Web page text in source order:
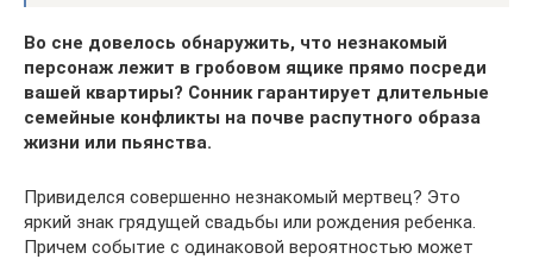
Во сне довелось обнаружить, что незнакомый
персонаж лежит в гробовом ящике прямо посреди
вашей квартиры? Сонник гарантирует длительные
семейные конфликты на почве распутного образа
жизни или пьянства.
Привиделся совершенно незнакомый мертвец? Это
яркий знак грядущей свадьбы или рождения ребенка.
Причем событие с одинаковой вероятностью может